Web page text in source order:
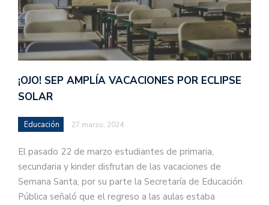
¡OJO! SEP AMPLÍA VACACIONES POR ECLIPSE
SOLAR
Educación 27 marzo, 2024
El pasado 22 de marzo estudiantes de primaria,
secundaria y kinder disfrutan de las vacaciones de
Semana Santa, por su parte la Secretaría de Educación
Pública señaló que el regreso a las aulas estaba